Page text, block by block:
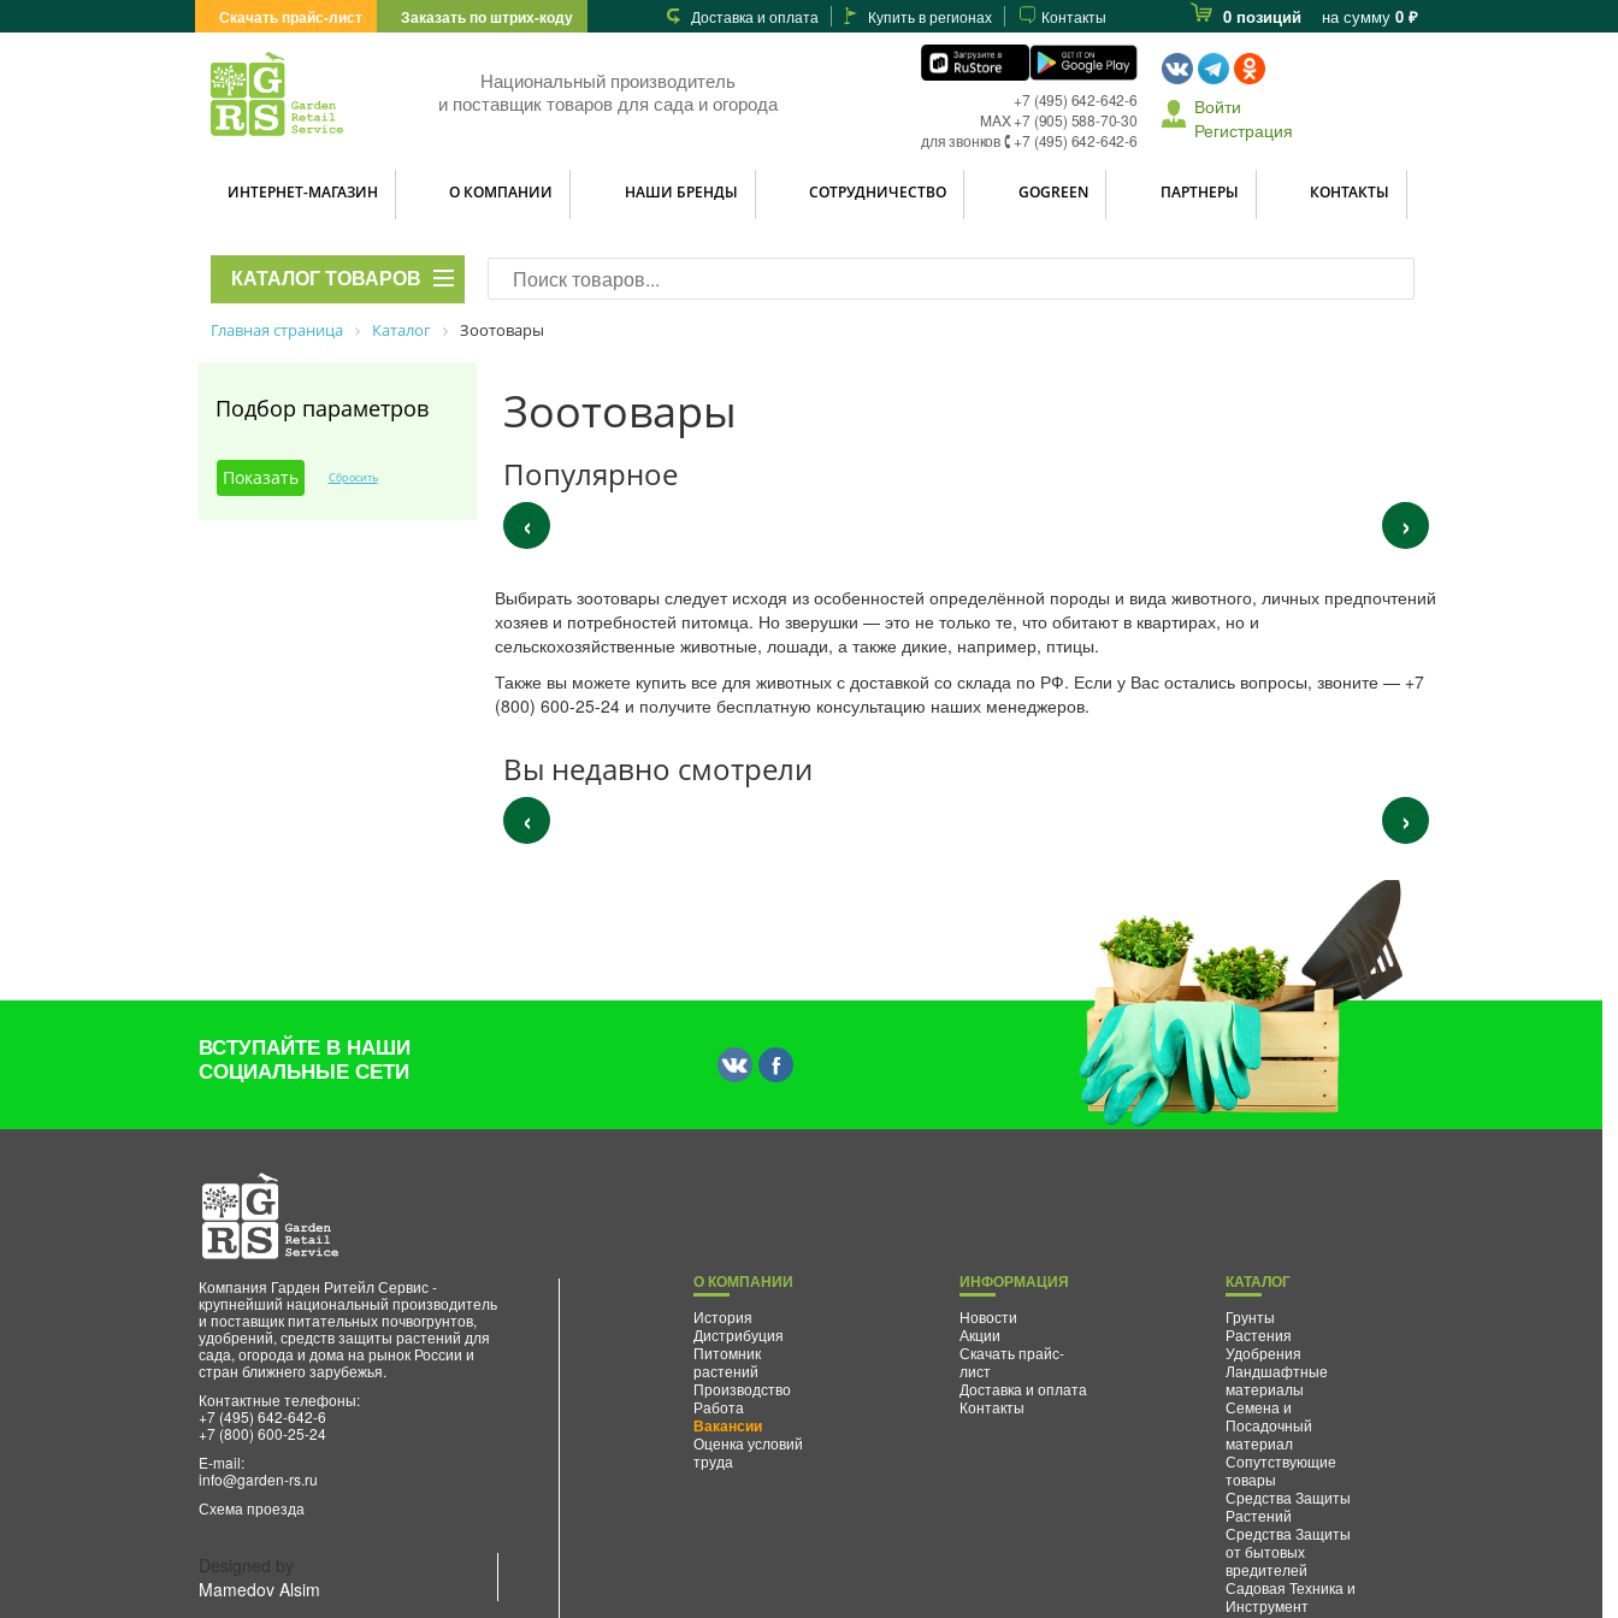
Скачать прайс-лист Заказать по штрих-коду Доставка и оплата Купить в регионах Контакты 0 позиций на сумму 0 ₽
Национальный производитель
и поставщик товаров для сада и огорода
+7 (495) 642-642-6
MAX +7 (905) 588-70-30
для звонков 🕻 +7 (495) 642-642-6
Войти
Регистрация
ИНТЕРНЕТ-МАГАЗИН О КОМПАНИИ НАШИ БРЕНДЫ СОТРУДНИЧЕСТВО GOGREEN ПАРТНЕРЫ КОНТАКТЫ
КАТАЛОГ ТОВАРОВ
Главная страница Каталог Зоотовары
Подбор параметров Зоотовары
Популярное
‹ ›
Выбирать зоотовары следует исходя из особенностей определённой породы и вида животного, личных предпочтений
хозяев и потребностей питомца. Но зверушки — это не только те, что обитают в квартирах, но и
сельскохозяйственные животные, лошади, а также дикие, например, птицы.
Также вы можете купить все для животных с доставкой со склада по РФ. Если у Вас остались вопросы, звоните — +7
(800) 600-25-24 и получите бесплатную консультацию наших менеджеров.
Вы недавно смотрели
‹ ›
ВСТУПАЙТЕ В НАШИ
СОЦИАЛЬНЫЕ СЕТИ
Компания Гарден Ритейл Сервис -
крупнейший национальный производитель
и поставщик питательных почвогрунтов,
удобрений, средств защиты растений для
сада, огорода и дома на рынок России и
стран ближнего зарубежья.
Контактные телефоны:
+7 (495) 642-642-6
+7 (800) 600-25-24
E-mail:
info@garden-rs.ru
Схема проезда
Designed by
Mamedov Alsim
О КОМПАНИИ
История
Дистрибуция
Питомник
растений
Производство
Работа
Вакансии
Оценка условий
труда
ИНФОРМАЦИЯ
Новости
Акции
Скачать прайс-
лист
Доставка и оплата
Контакты
КАТАЛОГ
Грунты
Растения
Удобрения
Ландшафтные
материалы
Семена и
Посадочный
материал
Сопутствующие
товары
Средства Защиты
Растений
Средства Защиты
от бытовых
вредителей
Садовая Техника и
Инструмент